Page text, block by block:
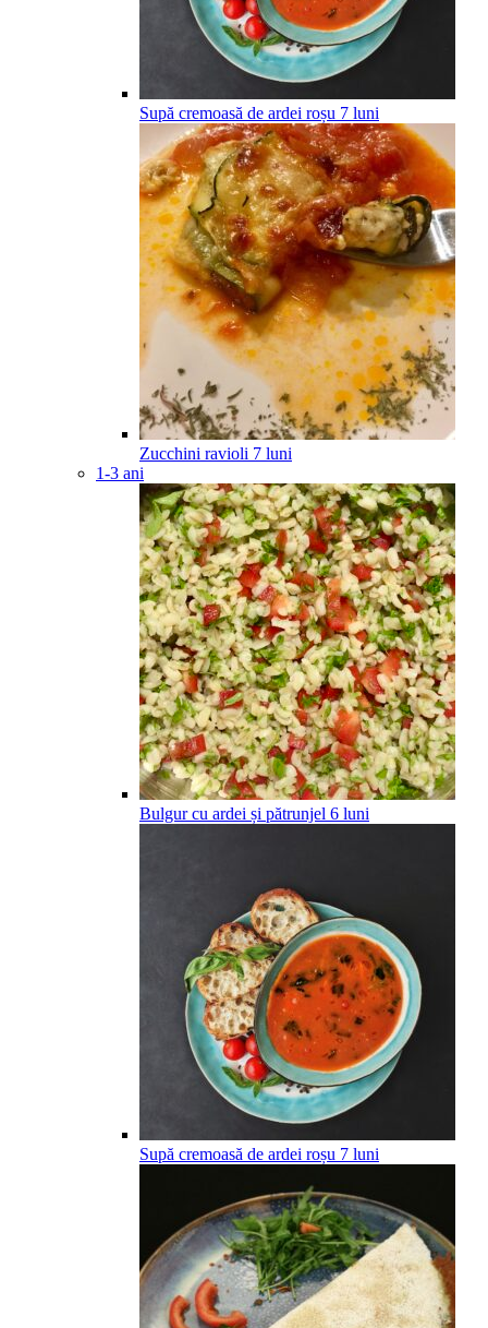
Supă cremoasă de ardei roșu 7 luni
Zucchini ravioli 7 luni
1-3 ani
Bulgur cu ardei și pătrunjel 6 luni
Supă cremoasă de ardei roșu 7 luni